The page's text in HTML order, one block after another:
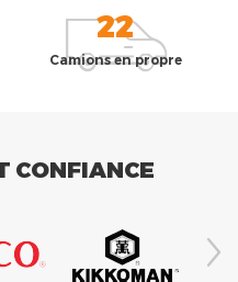
22
Camions en propre
CONFIANCE